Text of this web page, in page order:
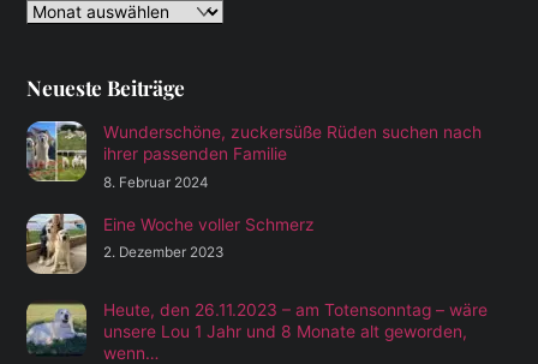
Beitragsarchiv
Neueste Beiträge
Wunderschöne, zuckersüße Rüden suchen nach
ihrer passenden Familie
8. Februar 2024
Eine Woche voller Schmerz
2. Dezember 2023
Heute, den 26.11.2023 – am Totensonntag – wäre
unsere Lou 1 Jahr und 8 Monate alt geworden,
wenn…